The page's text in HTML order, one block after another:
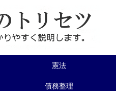
憲法
債務整理